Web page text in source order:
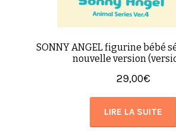
SONNY ANGEL figurine bébé
nouvelle version
29,00€
LIRE LA SUITE